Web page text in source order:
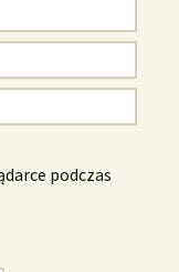
podczas